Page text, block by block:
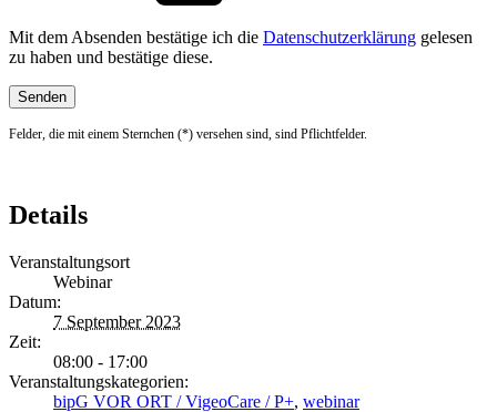
Mit dem Absenden bestätige ich die Datenschutzerklärung gelesen
zu haben und bestätige diese.
Felder, die mit einem Sternchen (*) versehen sind, sind Pflichtfelder.
Details
Veranstaltungsort
Webinar
Datum:
7 September 2023
Zeit:
08:00 - 17:00
Veranstaltungskategorien:
bipG VOR ORT / VigeoCare / P+, webinar